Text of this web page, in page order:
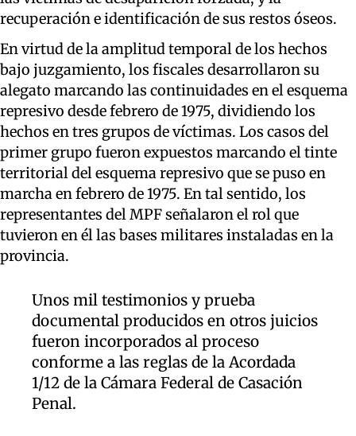
recuperación e identificación de sus restos óseos.
En virtud de la amplitud temporal de los hechos
bajo juzgamiento, los fiscales desarrollaron su
alegato marcando las continuidades en el esquema
represivo desde febrero de 1975, dividiendo los
hechos en tres grupos de víctimas. Los casos del
primer grupo fueron expuestos marcando el tinte
territorial del esquema represivo que se puso en
marcha en febrero de 1975. En tal sentido, los
representantes del MPF señalaron el rol que
tuvieron en él las bases militares instaladas en la
provincia.
Unos mil testimonios y prueba
documental producidos en otros juicios
fueron incorporados al proceso
conforme a las reglas de la Acordada
1/12 de la Cámara Federal de Casación
Penal.